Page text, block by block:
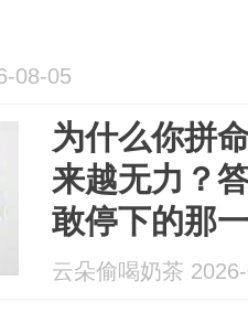
08-05
为什么你拼
来越无力？
敢停下的那
云朵偷喝奶茶